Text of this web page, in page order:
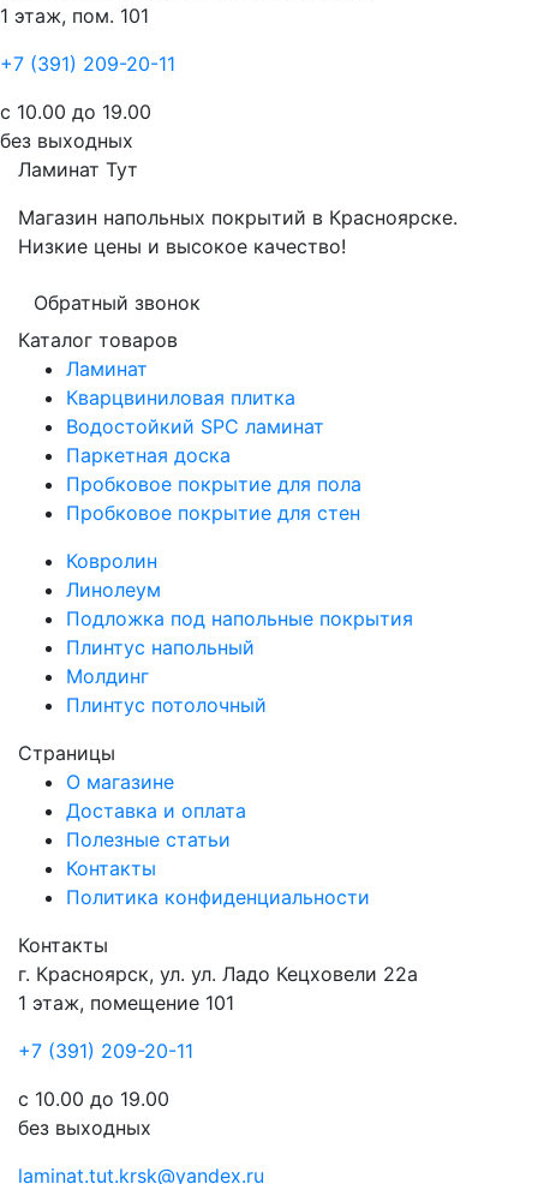
1 этаж, пом. 101
+7 (391) 209-20-11
с 10.00 до 19.00
без выходных
Ламинат Тут
Магазин напольных покрытий в Красноярске.
Низкие цены и высокое качество!
Обратный звонок
Каталог товаров
Ламинат
Кварцвиниловая плитка
Водостойкий SPC ламинат
Паркетная доска
Пробковое покрытие для пола
Пробковое покрытие для стен
Ковролин
Линолеум
Подложка под напольные покрытия
Плинтус напольный
Молдинг
Плинтус потолочный
Страницы
О магазине
Доставка и оплата
Полезные статьи
Контакты
Политика конфиденциальности
Контакты
г. Красноярск, ул. ул. Ладо Кецховели 22а
1 этаж, помещение 101
+7 (391) 209-20-11
с 10.00 до 19.00
без выходных
laminat.tut.krsk@yandex.ru